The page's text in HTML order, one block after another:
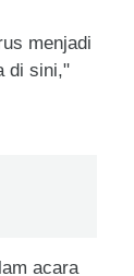
menjadi
di sini,"
acara